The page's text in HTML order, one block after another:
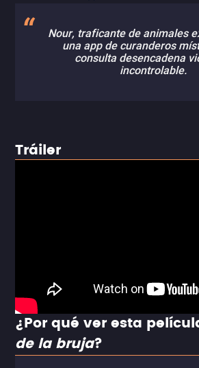
Nour, traficante de animales
una app de curanderos
consulta desencadena
incontrolable.
Tráiler
¿Por qué ver esta
de la bruja?